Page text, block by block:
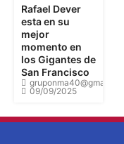
Rafael Dever
esta en su
mejor
momento en
los Gigantes de
San Francisco
gruponma40@gmail.com
09/09/2025